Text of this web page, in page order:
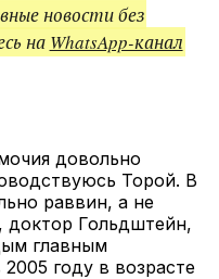
новости без
на WhatsApp-канал
довольно
Торой. В
раввин, а не
доктор Гольдштейн,
главным
году в возрасте